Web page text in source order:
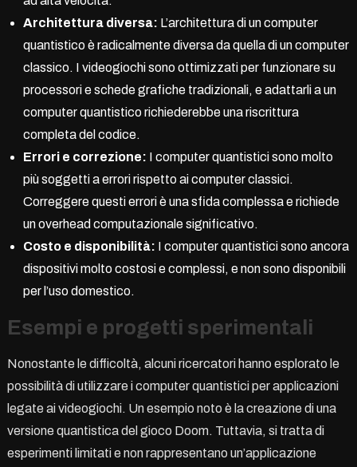
Architettura diversa: L’architettura di un computer
quantistico è radicalmente diversa da quella di un computer
classico. I videogiochi sono ottimizzati per funzionare su
processori e schede grafiche tradizionali, e adattarli a un
computer quantistico richiederebbe una riscrittura
completa del codice.
Errori e correzione: I computer quantistici sono molto
più soggetti a errori rispetto ai computer classici.
Correggere questi errori è una sfida complessa e richiede
un overhead computazionale significativo.
Costo e disponibilità: I computer quantistici sono ancora
dispositivi molto costosi e complessi, e non sono disponibili
per l’uso domestico.
Esempi e progetti sperimentali
Nonostante le difficoltà, alcuni ricercatori hanno esplorato le
possibilità di utilizzare i computer quantistici per applicazioni
legate ai videogiochi. Un esempio noto è la creazione di una
versione quantistica del gioco Doom. Tuttavia, si tratta di
esperimenti limitati e non rappresentano un’applicazione